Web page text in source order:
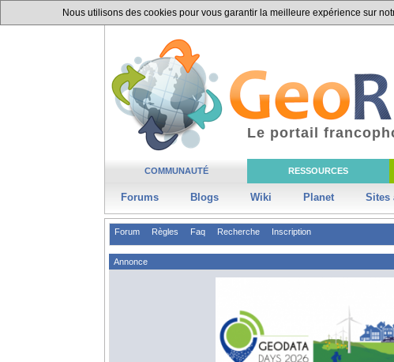
Nous utilisons des cookies pour vous garantir la meilleure expérience sur
COMMUNAUTÉ RESSOURCES
Forums Blogs Wiki Planet Sites
Le portail
Forum Règles Faq Recherche Inscription
Annonce